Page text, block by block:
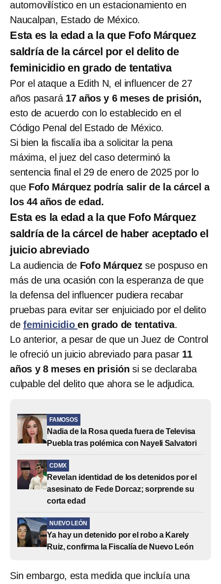
automovilístico en un estacionamiento en
Naucalpan, Estado de México.
Esta es la edad a la que Fofo Márquez
saldría de la cárcel por el delito de
feminicidio en grado de tentativa
Por el ataque a Edith N, el influencer de 27
años pasará 17 años y 6 meses de prisión,
esto de acuerdo con lo establecido en el
Código Penal del Estado de México.
Si bien la fiscalía iba a solicitar la pena
máxima, el juez del caso determinó la
sentencia final el 29 de enero de 2025 por lo
que Fofo Márquez podría salir de la cárcel a
los 44 años de edad.
Esta es la edad a la que Fofo Márquez
saldría de la cárcel de haber aceptado el
juicio abreviado
La audiencia de Fofo Márquezse pospuso en
más de una ocasión con la esperanza de que
la defensa del influencer pudiera recabar
pruebas para evitar ser enjuiciado por el delito
de feminicidioen grado de tentativa.
Lo anterior, a pesar de que un Juez de Control
le ofreció un juicio abreviado para pasar11
años y 8 meses en prisiónsi se declaraba
culpable del delito que ahora se le adjudica.
FAMOSOS
Nadia de la Rosa queda fuera de Televisa
Puebla tras polémica con Nayeli Salvatori
CDMX
Revelan identidad de los detenidos por el
asesinato de Fede Dorcaz; sorprende su
corta edad
NUEVO LEÓN
Ya hay un detenido por el robo a Karely
Ruiz, confirma la Fiscalía de Nuevo León
Sin embargo, esta medida que incluía una